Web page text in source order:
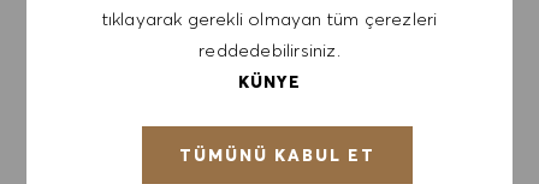
tıklayarak gerekli olmayan tüm çerezleri
reddedebilirsiniz.
KÜNYE
TÜMÜNÜ KABUL ET